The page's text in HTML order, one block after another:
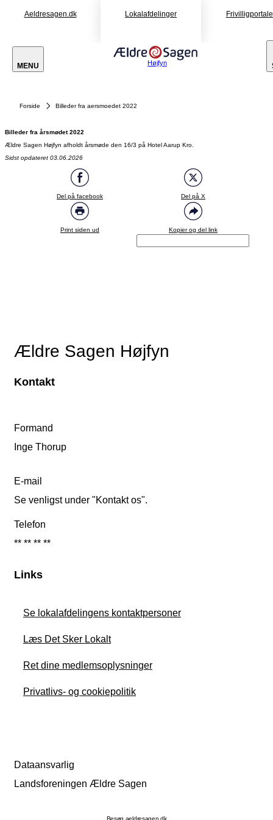
Aeldresagen.dk Lokalafdelinger
MENU Højfyn
Forside Billeder fra aersmoedet 2022
Billeder fra årsmødet 2022
Ældre Sagen Højfyn afholdt årsmøde den 16/3 på Hotel Aarup Kro.
Sidst opdateret 03.06.2026
Del på facebook Del på X
Print siden ud Kopier og del link
Ældre Sagen Højfyn
Kontakt
Formand
Inge Thorup
E-mail
Se venligst under "Kontakt os".
Telefon
** ** ** **
Links
Se lokalafdelingens kontaktpersoner
Læs Det Sker Lokalt
Ret dine medlemsoplysninger
Privatlivs- og cookiepolitik
Dataansvarlig
Landsforeningen Ældre Sagen
Besøg aeldresagen.dk